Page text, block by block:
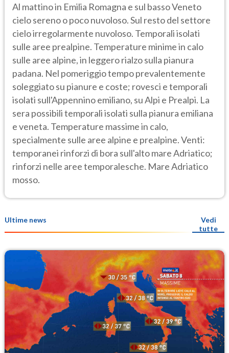
Al mattino in Emilia Romagna e sul basso Veneto
cielo sereno o poco nuvoloso. Sul resto del settore
cielo irregolarmente nuvoloso. Temporali isolati
sulle aree prealpine. Temperature minime in calo
sulle aree alpine, in leggero rialzo sulla pianura
padana. Nel pomeriggio tempo prevalentemente
soleggiato su pianure e coste; rovesci e temporali
isolati sull'Appennino emiliano, su Alpi e Prealpi. La
sera possibili temporali isolati sulla pianura emiliana
e veneta. Temperature massime in calo,
specialmente sulle aree alpine e prealpine. Venti:
temporanei rinforzi di bora sull'alto mare Adriatico;
rinforzi nelle aree temporalesche. Mare Adriatico
mosso.
Ultime news
Vedi
tutte